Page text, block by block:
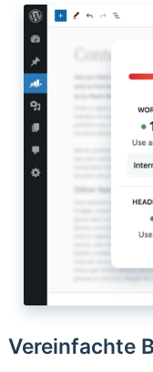
Vereinfachte